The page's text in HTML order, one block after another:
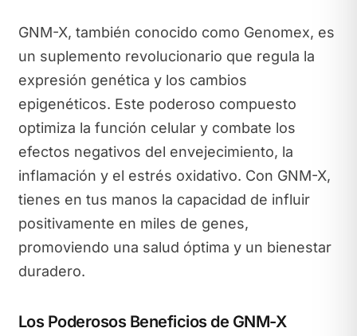
GNM-X, también conocido como Genomex, es
un suplemento revolucionario que regula la
expresión genética y los cambios
epigenéticos. Este poderoso compuesto
optimiza la función celular y combate los
efectos negativos del envejecimiento, la
inflamación y el estrés oxidativo. Con GNM-X,
tienes en tus manos la capacidad de influir
positivamente en miles de genes,
promoviendo una salud óptima y un bienestar
duradero.
Los Poderosos Beneficios de GNM-X